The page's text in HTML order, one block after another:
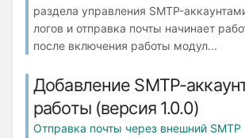
раздела управления SMTP-
логов и отправка почты начинает
после включения работы модул...
Добавление SMTP-
работы (версия 1.0.0)
Отправка почты через внешний SMTP